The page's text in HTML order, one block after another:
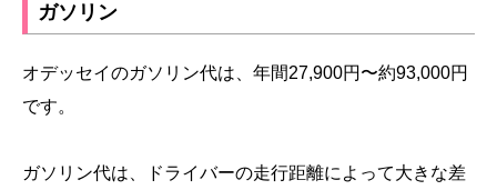
ガソリン
オデッセイのガソリン代は、年間27,900円〜約93,000円
です。
ガソリン代は、ドライバーの走行距離によって大きな差